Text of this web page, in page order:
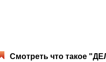
Смотреть что такое